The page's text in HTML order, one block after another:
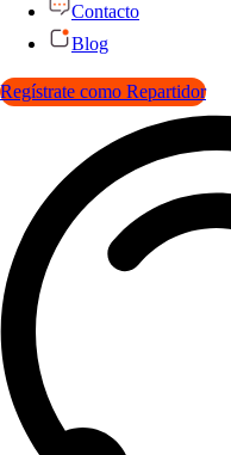
Contacto
Blog
Regístrate como Repartidor